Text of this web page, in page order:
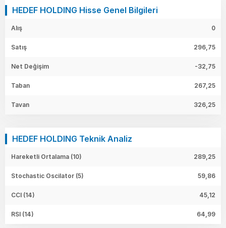
HEDEF HOLDING Hisse Genel Bilgileri
Alış 0
Satış 296,75
Net Değişim -32,75
Taban 267,25
Tavan 326,25
HEDEF HOLDING Teknik Analiz
Hareketli Ortalama (10) 289,25
Stochastic Oscilator (5) 59,86
CCI (14) 45,12
RSI (14) 64,99